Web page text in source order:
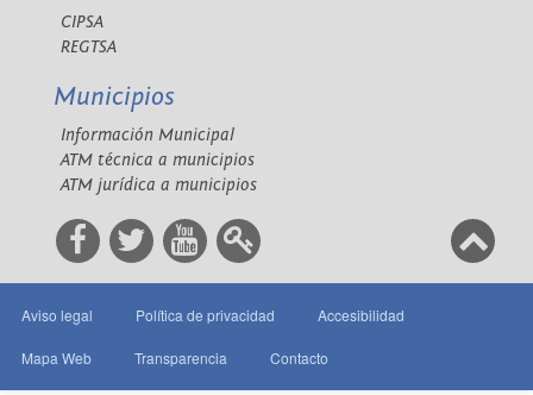
CIPSA
REGTSA
Municipios
Información Municipal
ATM técnica a municipios
ATM jurídica a municipios
Aviso legal Política de privacidad Accesibilidad
Mapa Web Transparencia Contacto